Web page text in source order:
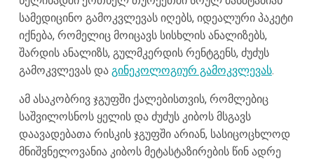
სამედიცინო გამოკვლევას იღებს, იდეალური პაკეტი
იქნება, რომელიც მოიცავს სისხლის ანალიზებს,
შარდის ანალიზს, გულმკერდის რენტგენს, ძუძუს
გამოკვლევას და გინეკოლოგიურ გამოკვლევას.
ამ ასაკობრივ ჯგუფში ქალებისთვის, რომლებიც
საშვილოსნოს ყელის და ძუძუს კიბოს მსგავს
დაავადებათა რისკის ჯგუფში არიან, სასიცოცხლოდ
მნიშვნელოვანია კიბოს მეტასტაზირების წინ ადრე